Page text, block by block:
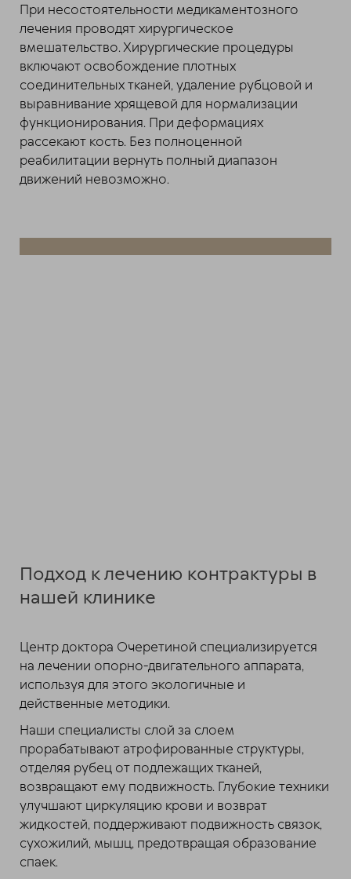
При несостоятельности медикаментозного
лечения проводят хирургическое
вмешательство. Хирургические процедуры
включают освобождение плотных
соединительных тканей, удаление рубцовой и
выравнивание хрящевой для нормализации
функционирования. При деформациях
рассекают кость. Без полноценной
реабилитации вернуть полный диапазон
движений невозможно.
Подход к лечению контрактуры в
нашей клинике
Центр доктора Очеретиной специализируется
на лечении опорно-двигательного аппарата,
используя для этого экологичные и
действенные методики.
Наши специалисты слой за слоем
прорабатывают атрофированные структуры,
отделяя рубец от подлежащих тканей,
возвращают ему подвижность. Глубокие техники
улучшают циркуляцию крови и возврат
жидкостей, поддерживают подвижность связок,
сухожилий, мышц, предотвращая образование
спаек.